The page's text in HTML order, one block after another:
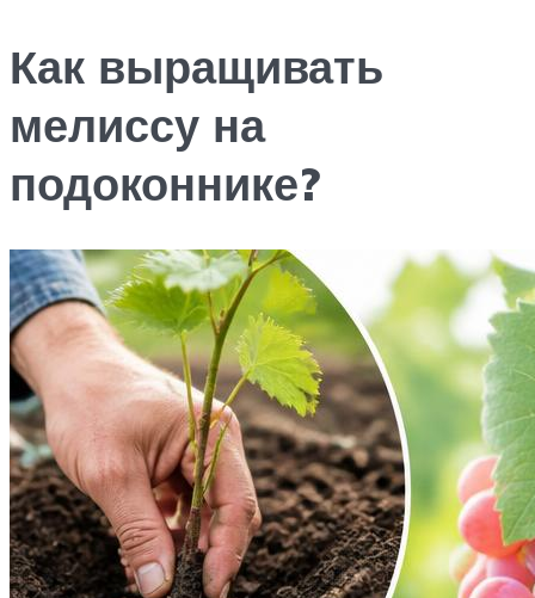
Как выращивать
мелиссу на
подоконнике?